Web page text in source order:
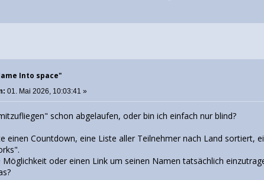
Into space"
01. Mai 2026, 10:03:41 »
schon abgelaufen, oder bin ich einfach nur blind?
einen Countdown, eine Liste aller Teilnehmer nach Land sortiert,
oder einen Link um seinen Namen tatsächlich